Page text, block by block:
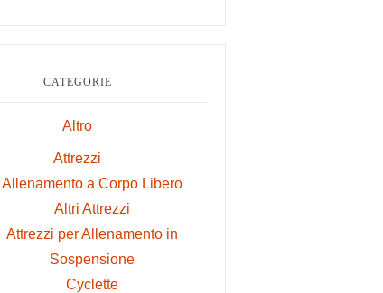
CATEGORIE
Altro
Attrezzi
Allenamento a Corpo Libero
Altri Attrezzi
Attrezzi per Allenamento in
Sospensione
Cyclette